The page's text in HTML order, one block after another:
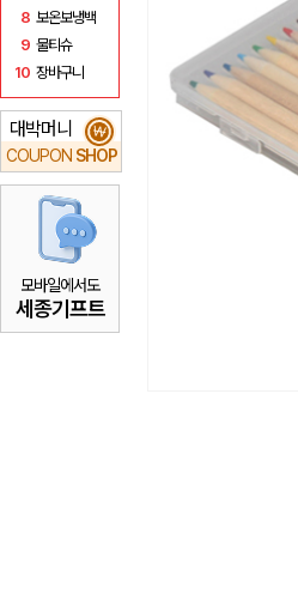
8 보온보냉백
9 물티슈
10 장바구니
대박머니
COUPON SHOP
₩
모바일에서도
세종기프트